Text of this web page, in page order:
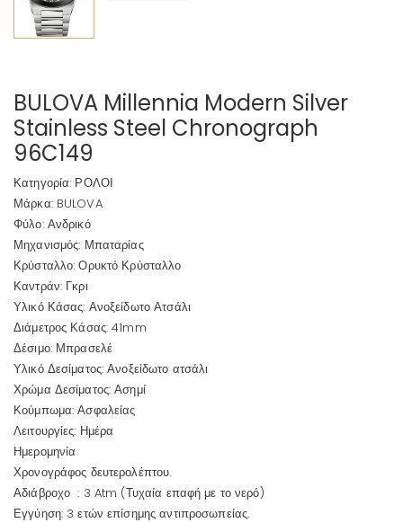
BULOVA Millennia Modern Silver
Stainless Steel Chronograph
96C149
Κατηγορία: ΡΟΛΟΙ
Μάρκα: BULOVA
Φύλο: Ανδρικό
Μηχανισμός: Μπαταρίας
Κρύσταλλο:Ορυκτό Κρύσταλλο
Καντράν: Γκρι
Υλικό Κάσας: Ανοξείδωτο Ατσάλι
Διάμετρος Κάσας:41mm
Δέσιμο: Μπρασελέ
Υλικό Δεσίματος:Ανοξείδωτο ατσάλι
Χρώμα Δεσίματος:Ασημί
Κούμπωμα:Ασφαλείας
Λειτουργίες: Ημέρα
Ημερομηνία
Χρονογράφος δευτερολέπτου.
Αδιάβροχο : 3 Atm (Τυχαία επαφή με το νερό)
Εγγύηση: 3 ετών επίσημης αντιπροσωπείας.